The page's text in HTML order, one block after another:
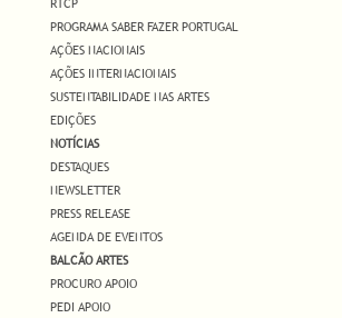
RTCP
PROGRAMA SABER FAZER PORTUGAL
AÇÕES NACIONAIS
AÇÕES INTERNACIONAIS
SUSTENTABILIDADE NAS ARTES
EDIÇÕES
NOTÍCIAS
DESTAQUES
NEWSLETTER
PRESS RELEASE
AGENDA DE EVENTOS
BALCÃO ARTES
PROCURO APOIO
PEDI APOIO